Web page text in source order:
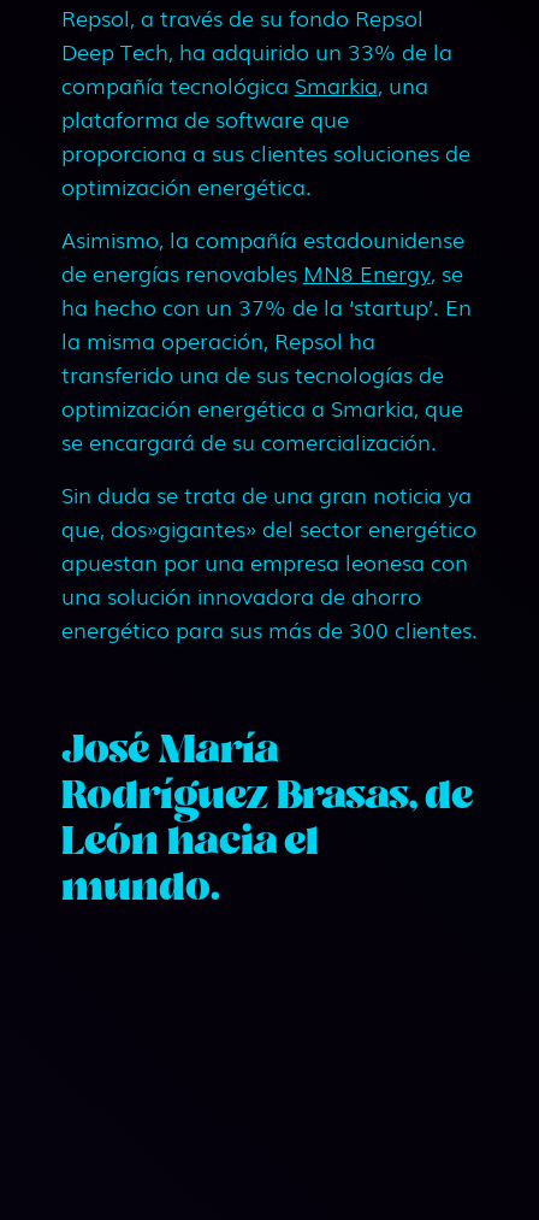
Repsol, a través de su fondo Repsol
Deep Tech, ha adquirido un 33% de la
compañía tecnológica Smarkia, una
plataforma de software que
proporciona a sus clientes soluciones de
optimización energética.
Asimismo, la compañía estadounidense
de energías renovables MN8 Energy, se
ha hecho con un 37% de la ‘startup’. En
la misma operación, Repsol ha
transferido una de sus tecnologías de
optimización energética a Smarkia, que
se encargará de su comercialización.
Sin duda se trata de una gran noticia ya
que, dos»gigantes» del sector energético
apuestan por una empresa leonesa con
una solución innovadora de ahorro
energético para sus más de 300 clientes.
José María
Rodríguez Brasas, de
León hacia el
mundo.